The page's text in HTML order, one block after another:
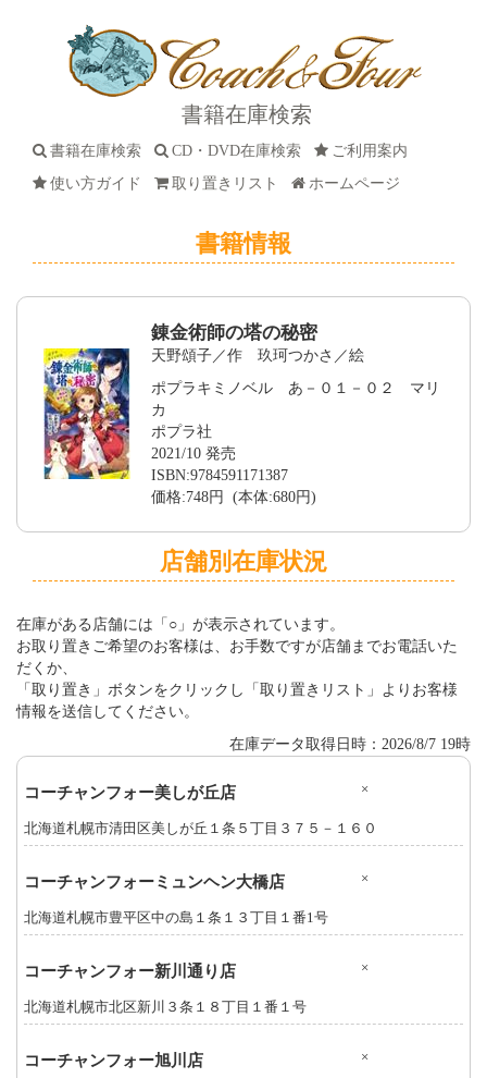
書籍在庫検索
書籍在庫検索 CD・DVD在庫検索
ご利用案内
使い方ガイド
取り置きリスト ホームページ
書籍情報
錬金術師の塔の秘密
天野頌子／作 玖珂つかさ／絵
ポプラキミノベル あ－０１－０２ マリ
カ
ポプラ社
2021/10 発売
ISBN:9784591171387
価格:748円 (本体:680円)
店舗別在庫状況
在庫がある店舗には「○」が表示されています。
お取り置きご希望のお客様は、お手数ですが店舗までお電話いた
だくか、
「取り置き」ボタンをクリックし「取り置きリスト」よりお客様
情報を送信してください。
在庫データ取得日時：2026/8/7 19時
コーチャンフォー美しが丘店 ×
北海道札幌市清田区美しが丘１条５丁目３７５－１６０
コーチャンフォーミュンヘン大橋店 ×
北海道札幌市豊平区中の島１条１３丁目１番1号
コーチャンフォー新川通り店 ×
北海道札幌市北区新川３条１８丁目１番１号
コーチャンフォー旭川店 ×